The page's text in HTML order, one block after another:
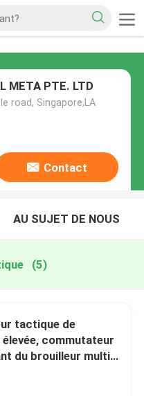
META PTE. LTD
road, Singapore,LA
Contact
AU SUJET DE NOUS
(5)
tactique de
commutateur
du brouilleur multi
a commandé